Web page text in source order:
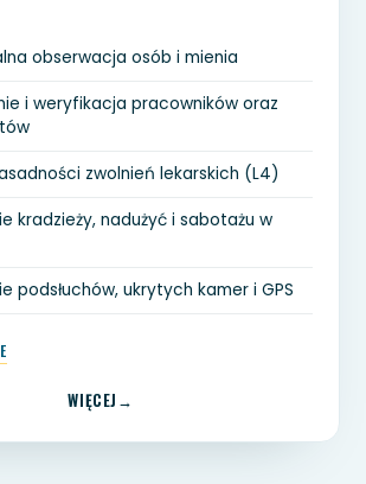
obserwacja osób i mienia
i weryfikacja pracowników oraz
zwolnień lekarskich (L4)
kradzieży, nadużyć i sabotażu w
podsłuchów, ukrytych kamer i GPS
WIĘCEJ